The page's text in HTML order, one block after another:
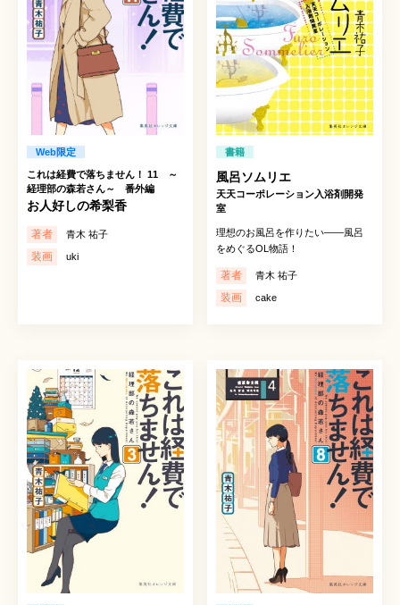
Web限定
これは経費で落ちません！ 11 ～
経理部の森若さん～ 番外編
お人好しの希梨香
著者 青木 祐子
装画 uki
書籍
風呂ソムリエ
天天コーポレーション入浴剤開発
室
理想のお風呂を作りたい――風呂
をめぐるOL物語！
著者 青木 祐子
装画 cake